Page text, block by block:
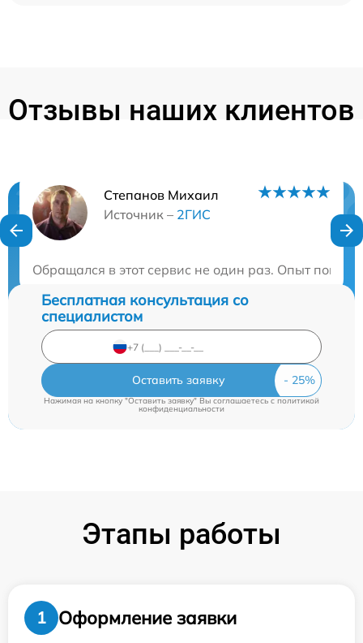
Отзывы наших клиентов
Степанов Михаил
Источник – 2ГИС
Обращался в этот сервис не один раз. Опыт
Нужна консультация?
Бесплатная консультация со
специалистом
Оставить заявку
Нажимая на кнопку "Оставить заявку" Вы соглашаетесь cполитикой
конфиденциальности
Этапы работы
1
Оформление заявки